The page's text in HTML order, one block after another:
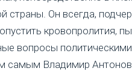
страны. Он всегда,
кровопролития,
вопросы политическими
самым Владимир